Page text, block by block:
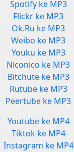
Spotify ke MP3
Flickr ke MP3
Ok.Ru ke MP3
Weibo ke MP3
Youku ke MP3
Niconico ke MP3
Bitchute ke MP3
Rutube ke MP3
Peertube ke MP3
Youtube ke MP4
Tiktok ke MP4
Instagram ke MP4